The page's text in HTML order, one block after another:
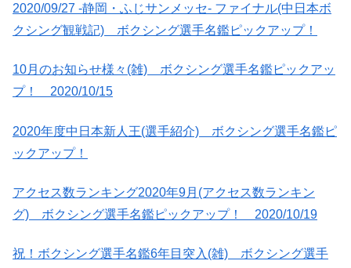
2020/09/27 -静岡・ふじサンメッセ- ファイナル(中日本ボ
クシング観戦記) ボクシング選手名鑑ピックアップ！
10月のお知らせ様々(雑) ボクシング選手名鑑ピックアッ
プ！ 2020/10/15
2020年度中日本新人王(選手紹介) ボクシング選手名鑑ピ
ックアップ！
アクセス数ランキング2020年9月(アクセス数ランキン
グ) ボクシング選手名鑑ピックアップ！ 2020/10/19
祝！ボクシング選手名鑑6年目突入(雑) ボクシング選手